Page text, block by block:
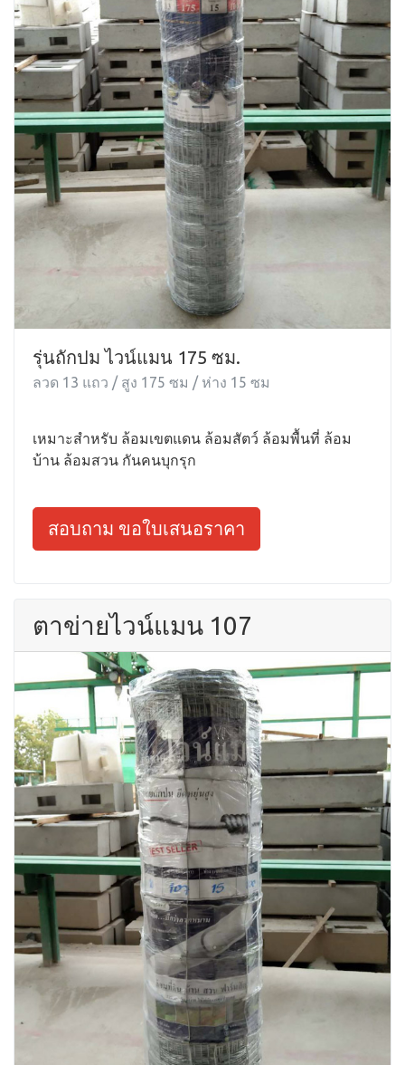
รุ่นถักปม ไวน์แมน 175 ซม.
ลวด 13 แถว / สูง 175 ซม / ห่าง 15 ซม
เหมาะสำหรับ ล้อมเขตแดน ล้อมสัตว์ ล้อมพื้นที่ ล้อม
บ้าน ล้อมสวน กันคนบุกรุก
สอบถาม ขอใบเสนอราคา
ตาข่ายไวน์แมน 107